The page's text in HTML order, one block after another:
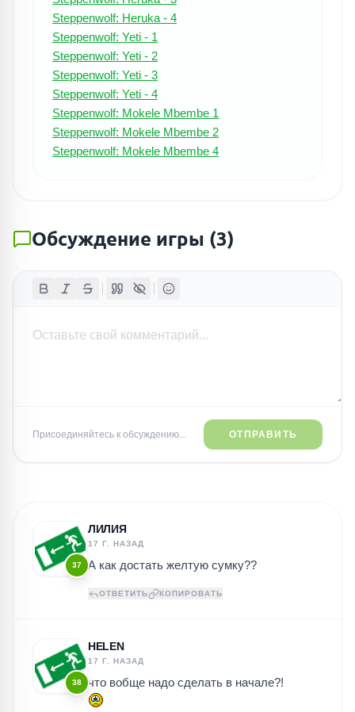
Steppenwolf: Heruka - 4
Steppenwolf: Yeti - 1
Steppenwolf: Yeti - 2
Steppenwolf: Yeti - 3
Steppenwolf: Yeti - 4
Steppenwolf: Mokele Mbembe 1
Steppenwolf: Mokele Mbembe 2
Steppenwolf: Mokele Mbembe 4
Обсуждение игры (3)
Присоединяйтесь к обсуждению... ОТПРАВИТЬ
37
ЛИЛИЯ
17 Г. НАЗАД
А как достать желтую сумку??
ОТВЕТИТЬ КОПИРОВАТЬ
38
HELEN
17 Г. НАЗАД
что вобще надо сделать в начале?!